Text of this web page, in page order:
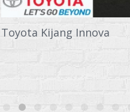
Toyota Kijang Innova